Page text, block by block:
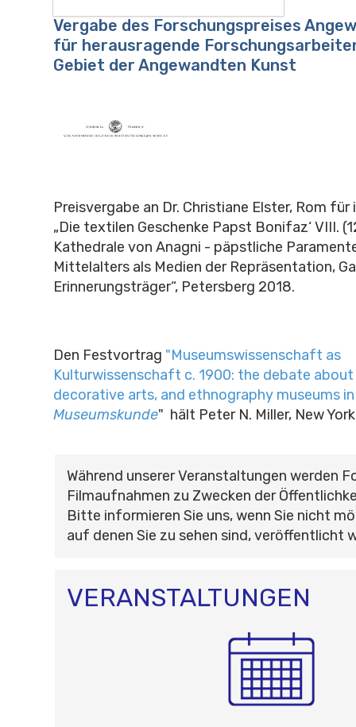
Vergabe des Forschungspreises
für herausragende
Gebiet der Angewandten Kunst
Preisvergabe an Dr. Christiane Elster, Rom für
„Die textilen Geschenke Papst Bonifaz‘ VIII.
Kathedrale von Anagni - päpstliche
Mittelalters als Medien der Repräsentation,
Erinnerungsträger“, Petersberg 2018.
Den Festvortrag "Museumswissenschaft as
Kulturwissenschaft c. 1900: the debate
decorative arts, and ethnography museums
Museumskunde" hält Peter N. Miller, New
Während unserer Veranstaltungen werden
Filmaufnahmen zu Zwecken der
Bitte informieren Sie uns, wenn Sie nicht
auf denen Sie zu sehen sind, veröffentlicht
VERANSTALTUNGEN